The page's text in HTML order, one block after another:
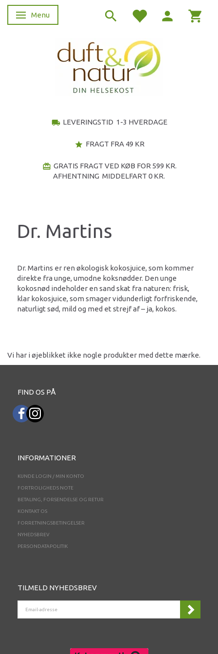
Skifte navigation
Menu
local_shipping LEVERINGSTID 1-3 HVERDAGE
star FRAGT FRA 49 KR
redeem GRATIS FRAGT VED KØB FOR 599 KR.
AFHENTNING MIDDELFART 0 KR.
Dr. Martins
Dr. Martins er ren økologisk kokosjuice, som kommer
direkte fra unge, umodne koksnødder. Den unge
kokosnød indeholder en sand skat fra naturen: frisk,
klar kokosjuice, som smager vidunderligt forfriskende,
naturligt sød, mild og med et strejf af – ja, kokos.
Vi har i øjeblikket ikke nogle produkter med dette mærke.
FIND OS PÅ
INFORMATIONER
KUNDE LOGIN / MIN KONTO
FORTROLIGHEDS NOTE
BETALING, FORSENDELSE OG RETUR
KONTAKT OS
FORRETNINGSBETINGELSER
NYHEDSBREV
PERSONDATAPOLITIK
TILMELD NYHEDSBREV
ADRESSE